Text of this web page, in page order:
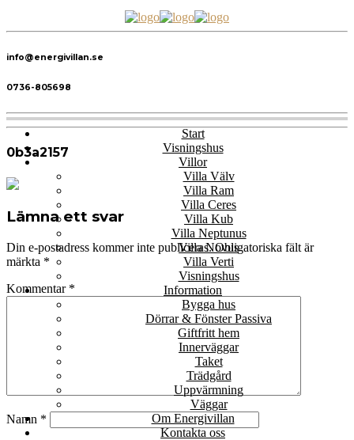
info@energivillan.se
0736-805698
Start
Visningshus
Villor
Villa Välv
Villa Ram
Villa Ceres
Villa Kub
Villa Neptunus
Villa Novus
Villa Verti
Visningshus
Information
Bygga hus
Dörrar & Fönster Passiva
Giftfritt hem
Innerväggar
Taket
Trädgård
Uppvärmning
Väggar
Om Energivillan
Kontakta oss
0b3a2157
Lämna ett svar
Din e-postadress kommer inte publiceras. Obligatoriska fält är
märkta *
Kommentar *
Namn *